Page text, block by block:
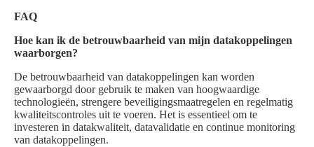
FAQ
Hoe kan ik de betrouwbaarheid van mijn datakoppelingen
waarborgen?
De betrouwbaarheid van datakoppelingen kan worden
gewaarborgd door gebruik te maken van hoogwaardige
technologieën, strengere beveiligingsmaatregelen en regelmatig
kwaliteitscontroles uit te voeren. Het is essentieel om te
investeren in datakwaliteit, datavalidatie en continue monitoring
van datakoppelingen.